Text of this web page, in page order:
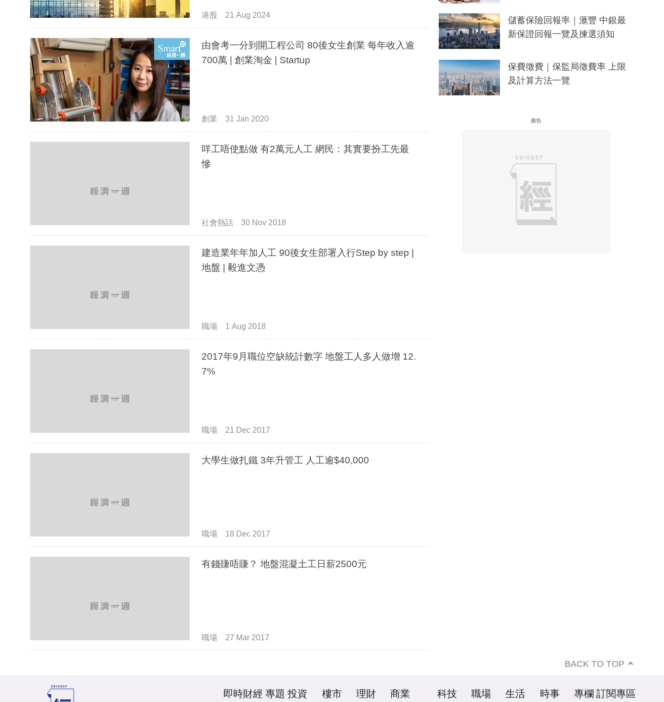
港股 21 Aug 2024
由會考一分到開工程公司 80後女生創業 每年收入逾
700萬 | 創業淘金 | Startup
創業 31 Jan 2020
咩工唔使點做 有2萬元人工 網民：其實要扮工先最
慘
社會熱話 30 Nov 2018
建造業年年加人工 90後女生部署入行Step by step |
地盤 | 毅進文憑
職場 1 Aug 2018
2017年9月職位空缺統計數字 地盤工人多人做增 12.
7%
職場 21 Dec 2017
大學生做扎鐵 3年升管工 人工逾$40,000
職場 18 Dec 2017
有錢賺唔賺？ 地盤混凝土工日薪2500元
職場 27 Mar 2017
儲蓄保險回報率｜滙豐 中銀最
新保證回報一覽及揀選須知
保費徵費｜保監局徵費率 上限
及計算方法一覽
廣告
BACK TO TOP
即時財經 專題 投資 樓市 理財 商業 科技 職場 生活 時事 專欄 訂閱專區